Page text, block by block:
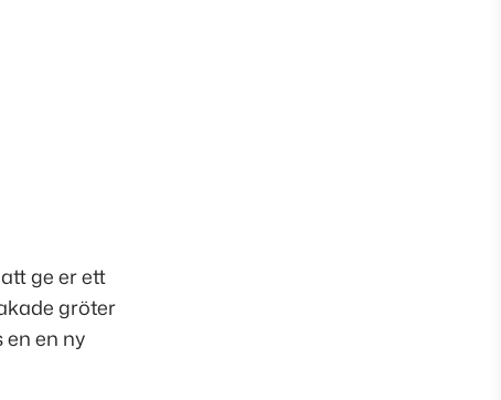
ge er ett
gröter
en ny